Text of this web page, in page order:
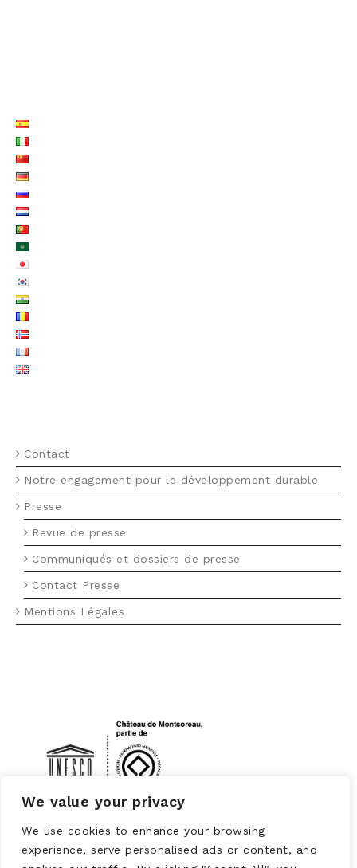
We value your privacy
We use cookies to enhance your browsing
experience, serve personalised ads or content, and
Contact
Notre engagement pour le développement durable
Presse
Revue de presse
Communiqués et dossiers de presse
Contact Presse
Mentions Légales